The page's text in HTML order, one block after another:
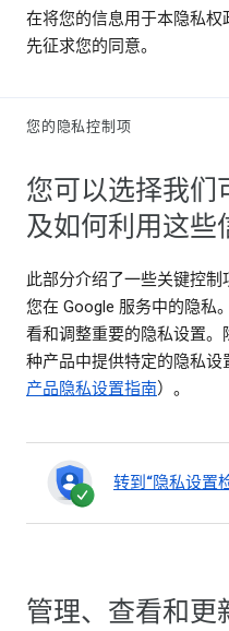
在将您的信息用于本隐私
先征求您的同意。
您的隐私控制项
您可以选择我们
及如何利用这些
此部分介绍了一些关键控
您在 Google 服务中的隐私
看和调整重要的隐私设置
种产品中提供特定的隐私
产品隐私设置指南）。
转到“隐私设置
管理、查看和更